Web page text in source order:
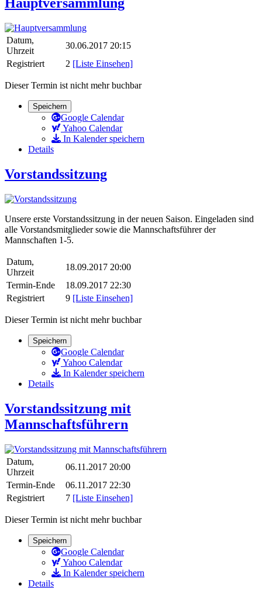
Hauptversammlung
Datum,
Uhrzeit
30.06.2017 20:15
Registriert
2 [Liste Einsehen]
Dieser Termin ist nicht mehr buchbar
Speichern
Google Calendar
Yahoo Calendar
In Kalender speichern
Details
Vorstandssitzung
Unsere erste Vorstandssitzung in der neuen Saison. Eingeladen sind
alle Vorstandsmitglieder sowie die Mannschaftsführer der
Mannschaften 1-5.
Datum,
Uhrzeit
18.09.2017 20:00
Termin-Ende
18.09.2017 22:30
Registriert
9 [Liste Einsehen]
Dieser Termin ist nicht mehr buchbar
Speichern
Google Calendar
Yahoo Calendar
In Kalender speichern
Details
Vorstandssitzung mit
Mannschaftsführern
Datum,
Uhrzeit
06.11.2017 20:00
Termin-Ende
06.11.2017 22:30
Registriert
7 [Liste Einsehen]
Dieser Termin ist nicht mehr buchbar
Speichern
Google Calendar
Yahoo Calendar
In Kalender speichern
Details